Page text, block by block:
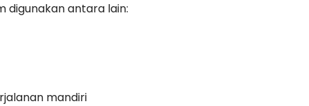
digunakan antara lain:
mandiri